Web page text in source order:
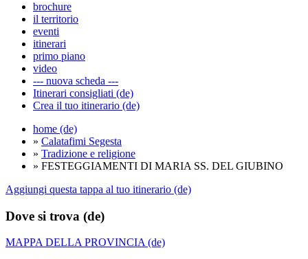
brochure
il territorio
eventi
itinerari
primo piano
video
--- nuova scheda ---
Itinerari consigliati (de)
Crea il tuo itinerario (de)
home (de)
» Calatafimi Segesta
» Tradizione e religione
» FESTEGGIAMENTI DI MARIA SS. DEL GIUBINO
Aggiungi questa tappa al tuo itinerario (de)
Dove si trova (de)
MAPPA DELLA PROVINCIA (de)